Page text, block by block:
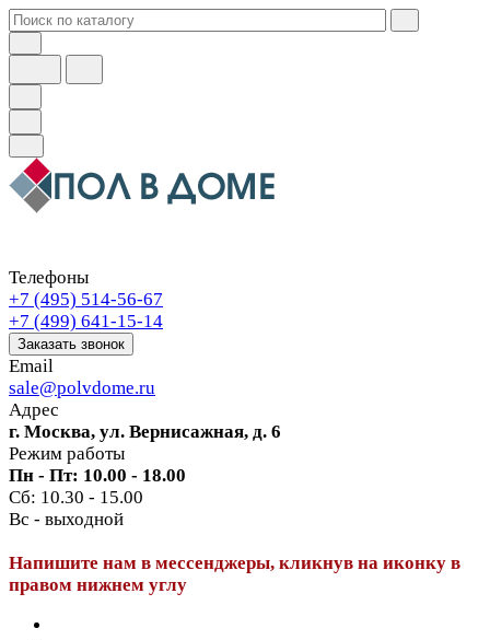
Телефоны
+7 (495) 514-56-67
+7 (499) 641-15-14
Заказать звонок
Email
sale@polvdome.ru
Адрес
г. Москва, ул. Вернисажная, д. 6
Режим работы
Пн - Пт: 10.00 - 18.00
Сб: 10.30 - 15.00
Вс - выходной
Напишите нам в мессенджеры, кликнув на иконку в
правом нижнем углу